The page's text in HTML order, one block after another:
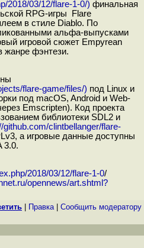
2018/03/12/flare-1-0/) финальная
RPG-игры Flare
в стиле Diablo. По
альфа-выпусками
игровой сюжет Empyrean
жанре фэнтези.
flare-game/files/) под Linux и
под macOS, Android и Web-
Emscripten). Код проекта
библиотеки SDL2 и
github.com/clintbellanger/flare-
а игровые данные доступны
3.0.
2018/03/12/flare-1-0/
opennews/art.shtml?
Правка| Cообщить модератору